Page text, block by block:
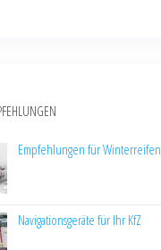
Empfehlungen für Winterreifen
Navigationsgeräte für Ihr KfZ